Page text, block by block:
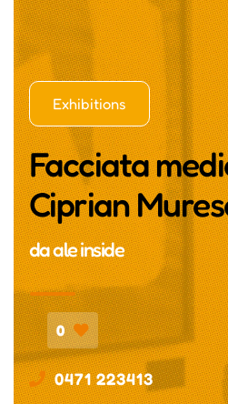
Exhibitions
Facciata
Ciprian
daale inside
0
0471 223413